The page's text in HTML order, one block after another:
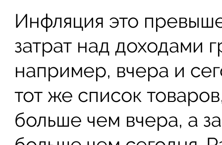
Инфляция это
затрат над доходами
например, вчера и
тот же список
больше чем вчера, а